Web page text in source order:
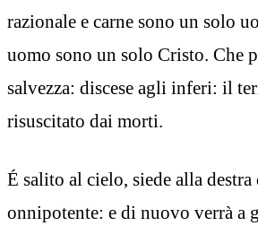
razionale e carne sono un solo
uomo sono un solo Cristo. Che
salvezza: discese agli inferi: il
risuscitato dai morti.
É salito al cielo, siede alla
onnipotente: e di nuovo verrà a